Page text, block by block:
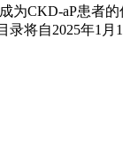
为CKD-aP患者
录将自2025年1